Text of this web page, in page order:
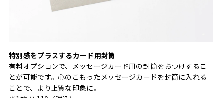
特別感をプラスするカード用封筒
有料オプションで、メッセージカード用の封筒をおつけするこ
とが可能です。心のこもったメッセージカードを封筒に入れる
ことで、より上質な印象に。